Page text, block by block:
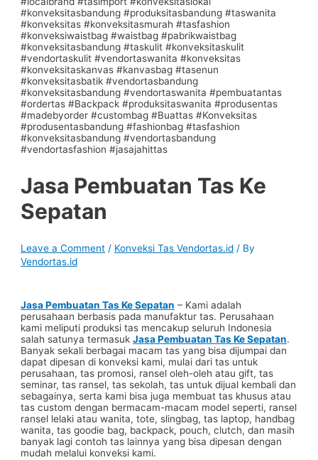
Jasa Pembuatan Tas Ke
Sepatan
Leave a Comment / Konveksi Tas Vendortas.id / By
Vendortas.id
Jasa Pembuatan Tas Ke Sepatan – Kami adalah
perusahaan berbasis pada manufaktur tas. Perusahaan
kami meliputi produksi tas mencakup seluruh Indonesia
salah satunya termasukJasa Pembuatan Tas Ke Sepatan.
Banyak sekali berbagai macam tas yang bisa dijumpai dan
dapat dipesan di konveksi kami, mulai dari tas untuk
perusahaan, tas promosi, ransel oleh-oleh atau gift, tas
seminar, tas ransel, tas sekolah, tas untuk dijual kembali dan
sebagainya, serta kami bisa juga membuat tas khusus atau
tas custom dengan bermacam-macam model seperti, ransel
ransel lelaki atau wanita, tote, slingbag, tas laptop, handbag
wanita, tas goodie bag, backpack, pouch, clutch, dan masih
banyak lagi contoh tas lainnya yang bisa dipesan dengan
mudah melalui konveksi kami.